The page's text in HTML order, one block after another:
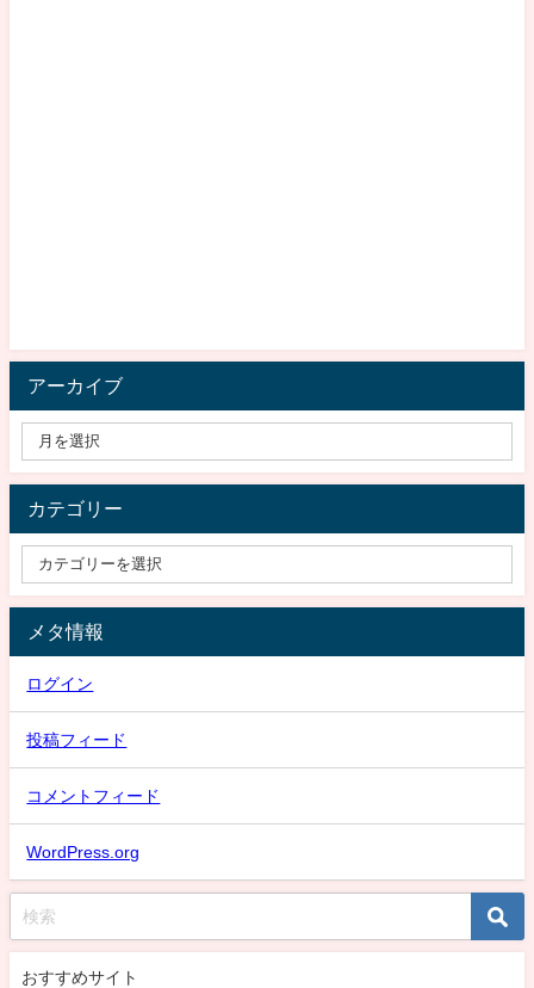
アーカイブ
カテゴリー
メタ情報
ログイン
投稿フィード
コメントフィード
WordPress.org
おすすめサイト